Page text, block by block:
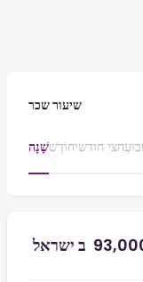
שיעור שכר
שָׁנָהחוֹדֶשׁחצי חודשי